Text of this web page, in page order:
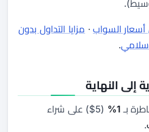
السواب· مزايا التداول بدون
.
إلى النهاية
بـ 1%
(5$) على شراء
.